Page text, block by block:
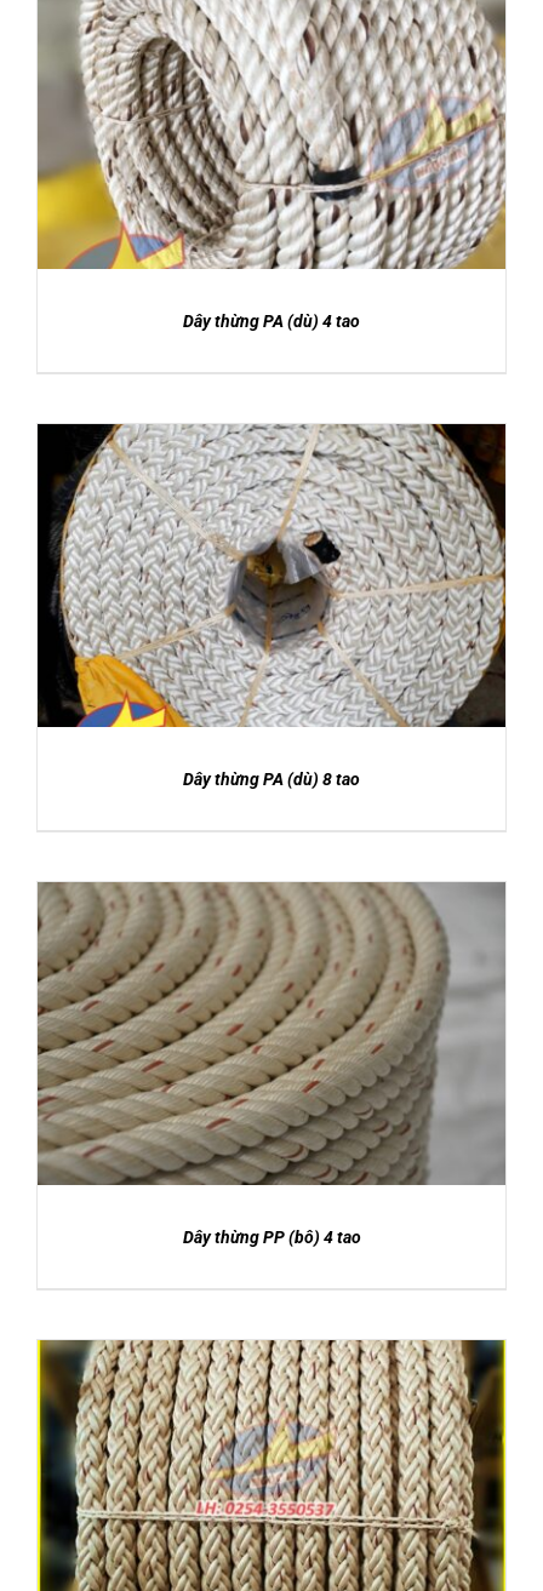
DETAILS
Dây thừng PA (dù) 4 tao
DETAILS
Dây thừng PA (dù) 8 tao
DETAILS
Dây thừng PP (bô) 4 tao
DETAILS